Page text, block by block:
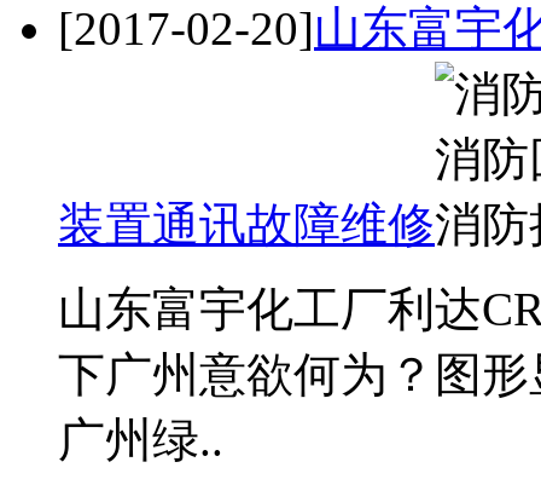
[2017-02-20]山东富宇
装置通讯故障维修
山东富宇化工厂利达
下广州意欲何为？图
广州绿..